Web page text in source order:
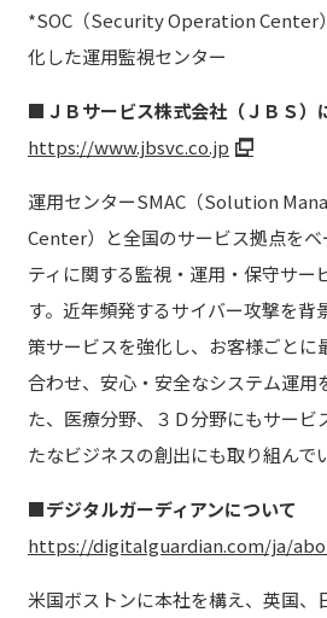
*SOC（Security Operation Center
化した運用監視センター
■ＪＢサービス株式会社（ＪＢＳ）
https://www.jbsvc.co.jp
運用センターSMAC（Solution
Center）と全国のサービス拠点をベ
ティに関する監視・運用・保守サー
す。近年頻発するサイバー攻撃を背
策サービスを強化し、お客様ごとに
合わせ、安心・安全なシステム運用
た、医療分野、３Ｄ分野にもサービ
たなビジネスの創出にも取り組んで
■デジタルガーディアンについて
https://digitalguardian.com/ja/
米国ボストンに本社を構え、英国、